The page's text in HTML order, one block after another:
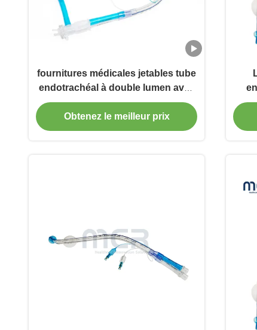
fournitures médicales jetables tube
endotrachéal à double lumen avec
manchette en PU
Obtenez le meilleur prix